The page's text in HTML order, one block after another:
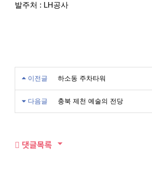
발주처 : LH공사
이전글 하소동 주차타워
다음글 충북 제천 예술의 전당
댓글목록